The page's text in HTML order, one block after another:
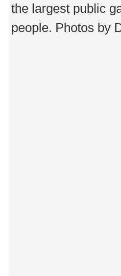
the largest public
people. Photos by